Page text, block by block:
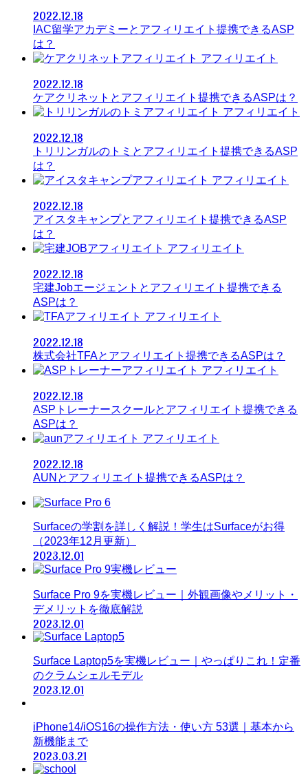
2022.12.18
IAC留学アカデミーとアフィリエイト提携できるASP
は？
アフィリエイト
2022.12.18
ケアクリネットとアフィリエイト提携できるASPは？
アフィリエイト
2022.12.18
トリリンガルのトミとアフィリエイト提携できるASP
は？
アフィリエイト
2022.12.18
アイスタキャンプとアフィリエイト提携できるASP
は？
アフィリエイト
2022.12.18
宅建Jobエージェントとアフィリエイト提携できる
ASPは？
アフィリエイト
2022.12.18
株式会社TFAとアフィリエイト提携できるASPは？
アフィリエイト
2022.12.18
ASPトレーナースクールとアフィリエイト提携できる
ASPは？
アフィリエイト
2022.12.18
AUNとアフィリエイト提携できるASPは？
Surfaceの学割を詳しく解説！学生はSurfaceがお得
（2023年12月更新）
2023.12.01
Surface Pro 9を実機レビュー｜外観画像やメリット・
デメリットを徹底解説
2023.12.01
Surface Laptop5を実機レビュー｜やっぱりこれ！定番
のクラムシェルモデル
2023.12.01
iPhone14/iOS16の操作方法・使い方 53選｜基本から
新機能まで
2023.03.21